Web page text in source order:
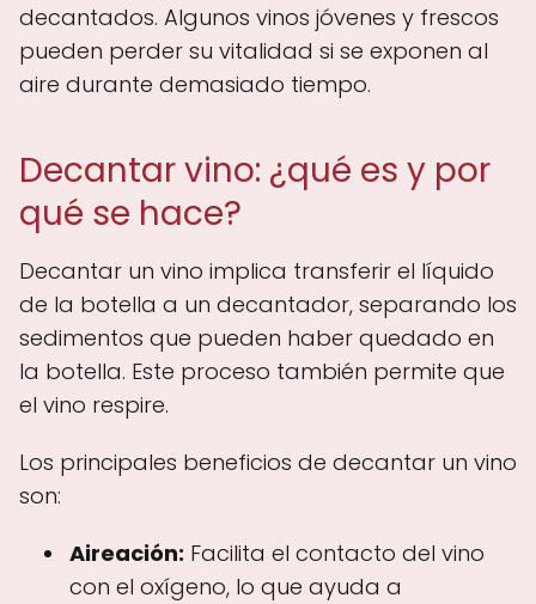
decantados. Algunos vinos jóvenes y frescos
pueden perder su vitalidad si se exponen al
aire durante demasiado tiempo.
Decantar vino: ¿qué es y por
qué se hace?
Decantar un vino implica transferir el líquido
de la botella a un decantador, separando los
sedimentos que pueden haber quedado en
la botella. Este proceso también permite que
el vino respire.
Los principales beneficios de decantar un vino
son:
Aireación: Facilita el contacto del vino
con el oxígeno, lo que ayuda a